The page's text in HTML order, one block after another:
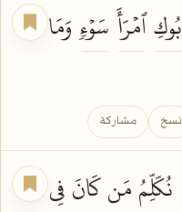
ٱمۡرَأَسَوۡءٖوَمَا
نسخ مشاركة
نُكَلِّمُمَنكَانَفِي